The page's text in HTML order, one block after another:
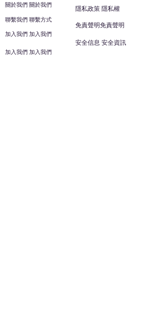
聯繫我們 聯繫方式
加入我們 加入我們
關於我們 關於我們
加入我們 加入我們
安全信息 安全資訊
免責聲明免責聲明
隱私政策 隱私權